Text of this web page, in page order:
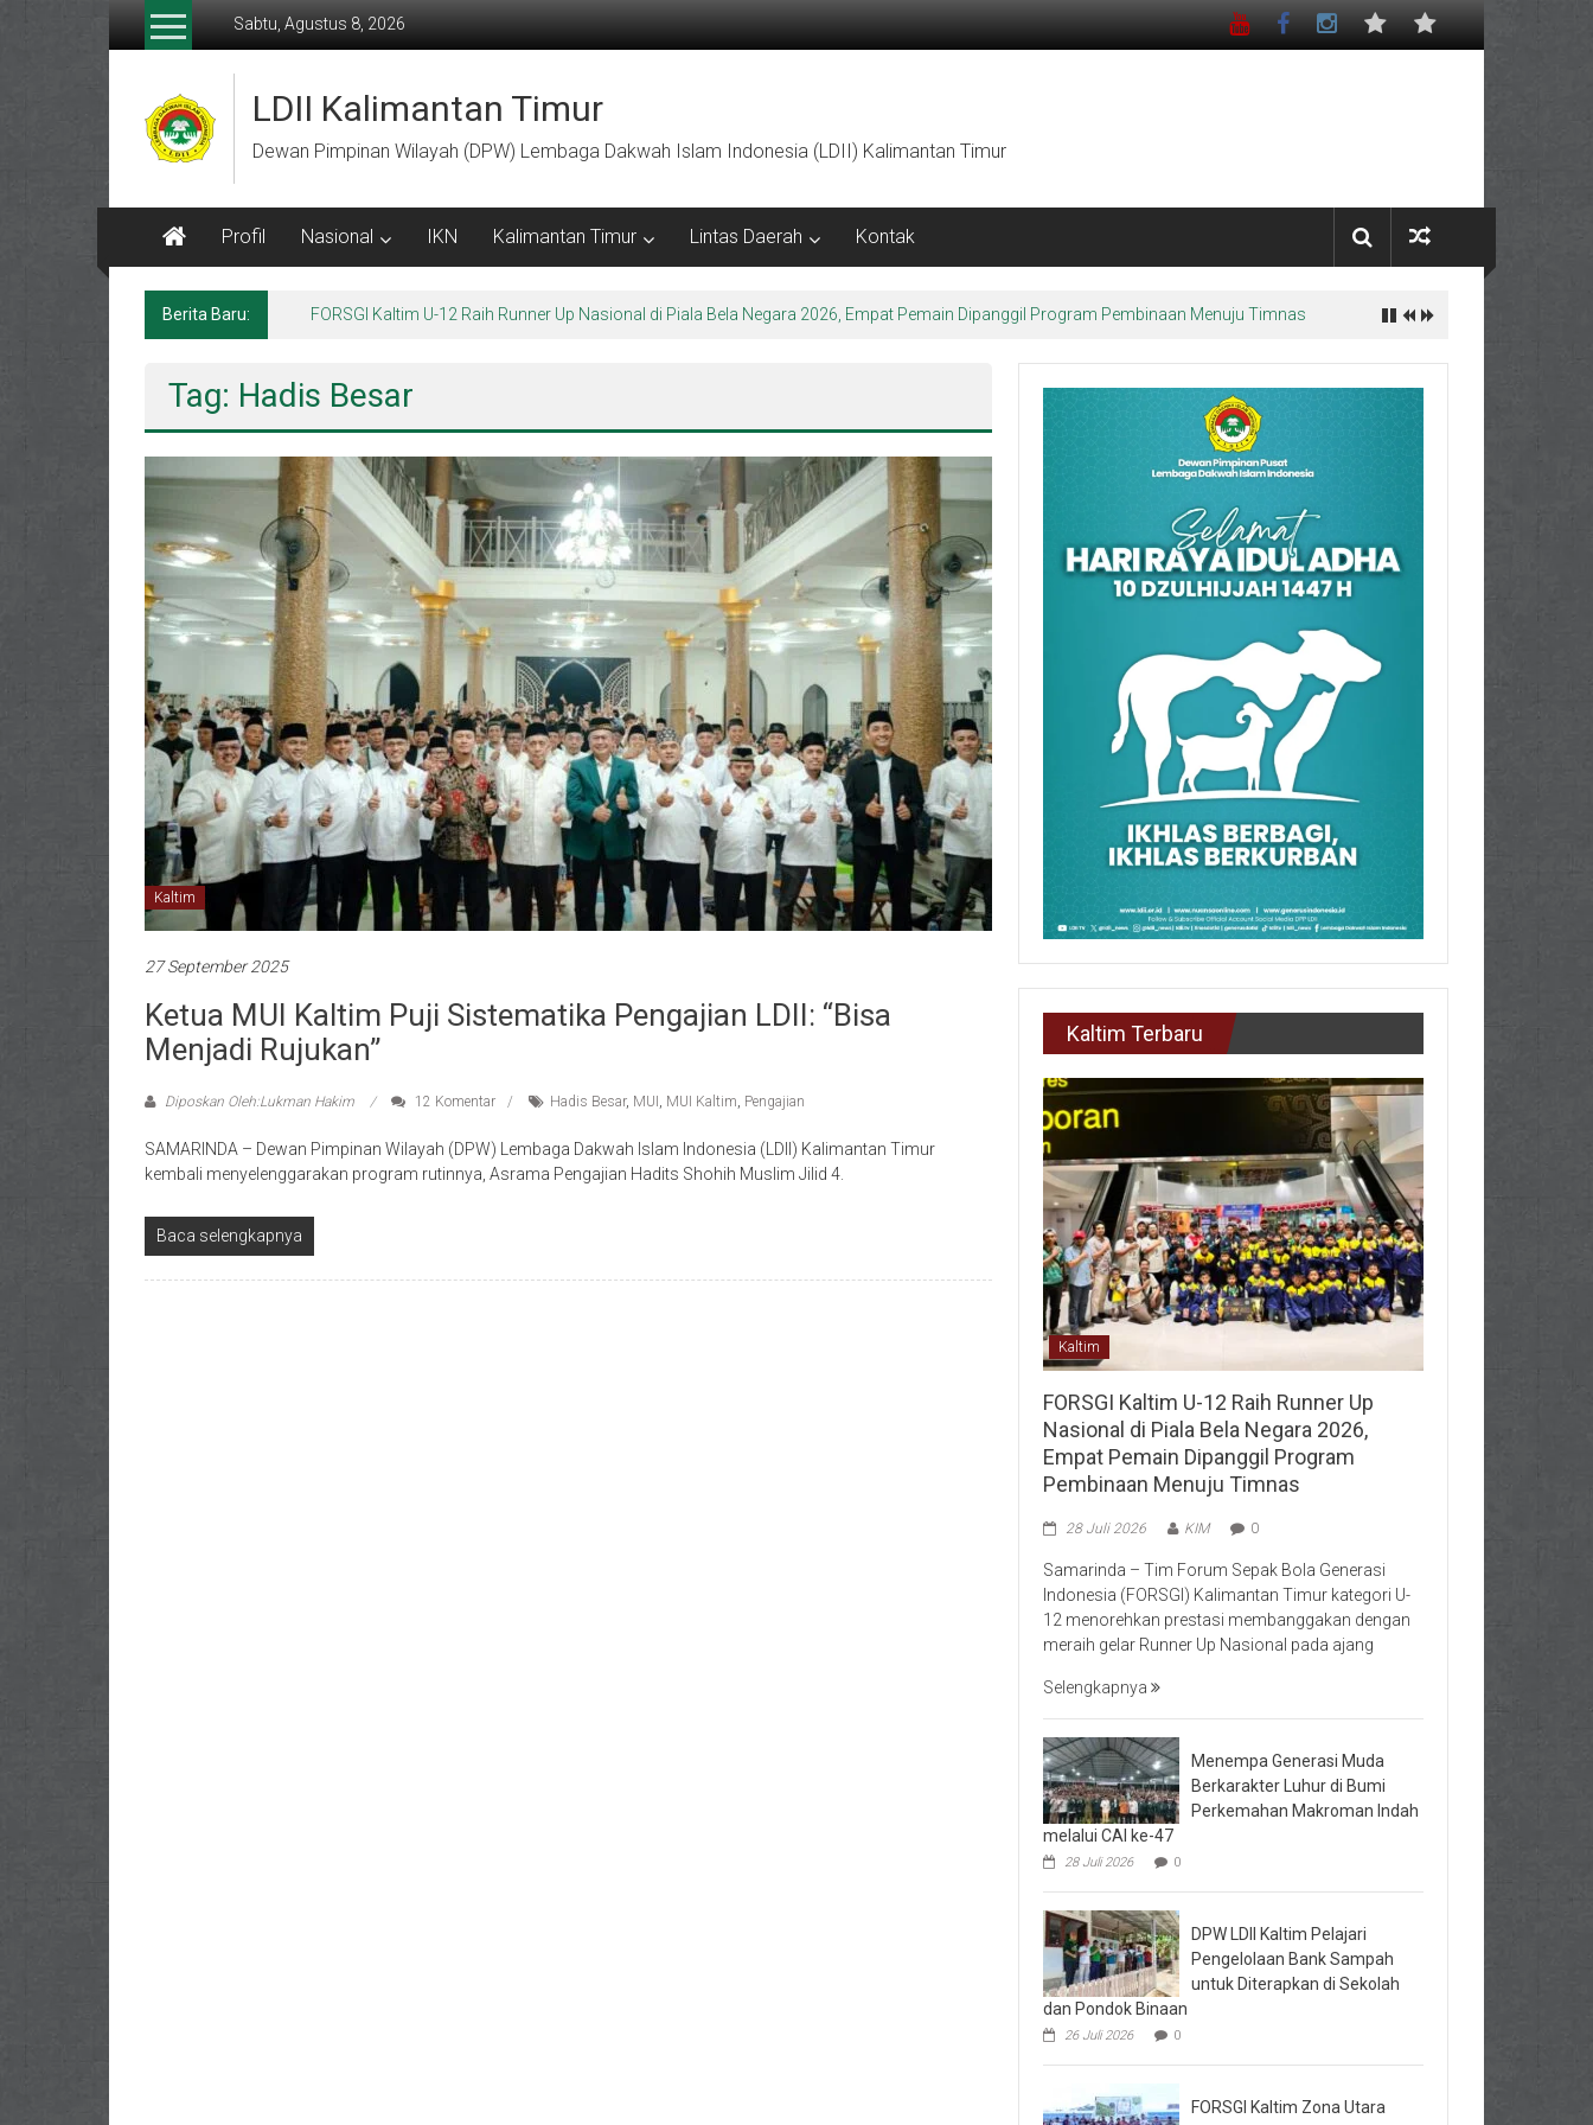
Lompat
Sabtu, Agustus 8, 2026
LDII Kalimantan Timur
Dewan Pimpinan Wilayah (DPW) Lembaga Dakwah Islam Indonesia (LDII) Kalimantan Timur
Profil Nasional IKN Kalimantan Timur Lintas Daerah Kontak
Berita Baru: Menempa Generasi Muda Berkarakter Luhur di Bumi Perkemahan Makroman Indah melalui CAI ke-47
Tag: Hadis Besar
Kaltim
27 September 2025
Ketua MUI Kaltim Puji Sistematika Pengajian LDII: “Bisa
Menjadi Rujukan”
Diposkan Oleh:Lukman Hakim 12 Komentar Hadis Besar, MUI , MUI Kaltim, Pengajian
SAMARINDA – Dewan Pimpinan Wilayah (DPW) Lembaga Dakwah Islam Indonesia (LDII) Kalimantan Timur
kembali menyelenggarakan program rutinnya, Asrama Pengajian Hadits Shohih Muslim Jilid 4.
Baca selengkapnya
Kaltim Terbaru
Kaltim
FORSGI Kaltim U-12 Raih Runner Up
Nasional di Piala Bela Negara 2026,
Empat Pemain Dipanggil Program
Pembinaan Menuju Timnas
28 Juli 2026 KIM 0
Samarinda – Tim Forum Sepak Bola Generasi
Indonesia (FORSGI) Kalimantan Timur kategori U-
12 menorehkan prestasi membanggakan dengan
meraih gelar Runner Up Nasional pada ajang
Selengkapnya
Menempa Generasi Muda
Berkarakter Luhur di Bumi
Perkemahan Makroman Indah
melalui CAI ke-47
28 Juli 2026 0
DPW LDII Kaltim Pelajari
Pengelolaan Bank Sampah
untuk Diterapkan di Sekolah
dan Pondok Binaan
26 Juli 2026 0
FORSGI Kaltim Zona Utara